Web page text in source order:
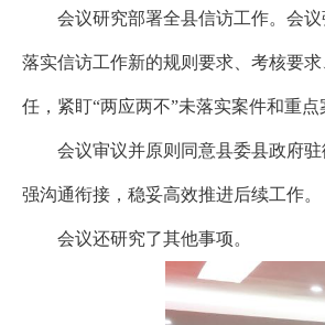
会议研究部署全县信访工作。会
落实信访工作新的规则要求、考核要
任，紧盯“两应两不”未落实案件和重
会议审议并原则同意县委县政府
强沟通衔接，稳妥高效推进后续工作。
会议还研究了其他事项。